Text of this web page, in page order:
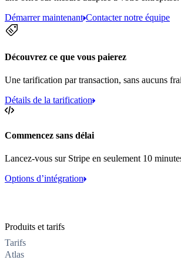
Démarrer maintenant Contacter notre équipe
Découvrez ce que vous paierez
Une tarification par transaction, sans aucuns
Détails de la tarification
Commencez sans délai
Lancez-vous sur Stripe en seulement 10
Options d’intégration
Produits et tarifs
Tarifs
Atlas